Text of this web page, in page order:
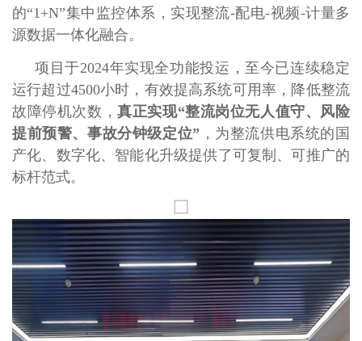
的“1+N”集中监控体系，实现整流-配电-视频-计量多
源数据一体化融合。
项目于2024年实现全功能投运，至今已连续稳定
运行超过4500小时，有效提高系统可用率，降低整流
故障停机次数，真正实现“整流岗位无人值守、风险
提前预警、事故分钟级定位” ，为整流供电系统的国
产化、数字化、智能化升级提供了可复制、可推广的
标杆范式。